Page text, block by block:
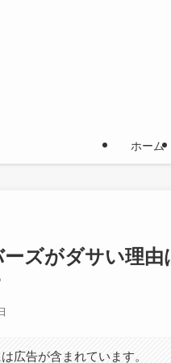
ホーム
ズがダサい理
広告が含まれています。